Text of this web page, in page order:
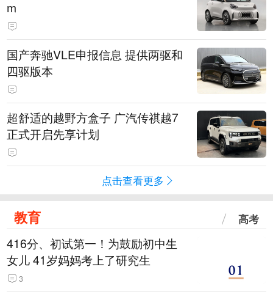
m
国产奔驰VLE申报信息 提供两驱和
四驱版本
超舒适的越野方盒子 广汽传祺越7
正式开启先享计划
点击查看更多
教育 高考
416分、初试第一！为鼓励初中生
女儿 41岁妈妈考上了研究生
3